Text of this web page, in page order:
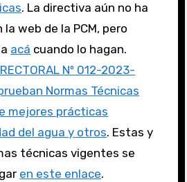
. La directiva aún no ha
web de la PCM, pero
acá cuando lo hagan.
Nº 012-2023-
Normas Técnicas
mejores prácticas
del agua y otros. Estas y
técnicas vigentes se
en este enlace.